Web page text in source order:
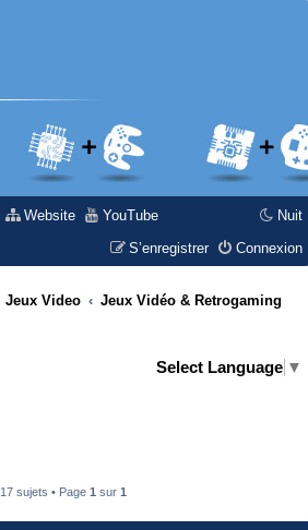
Nuit
Website
YouTube
Connexion
S’enregistrer
Jeux Video
Jeux Vidéo & Retrogaming
Select Language ▼
17 sujets • Page 1 sur 1